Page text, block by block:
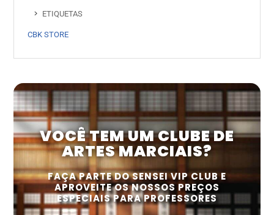
ETIQUETAS
CBK STORE
VOCÊ TEM UM CLUBE DE
ARTES MARCIAIS?
FAÇA PARTE DO SENSEI VIP CLUB E
APROVEITE OS NOSSOS PREÇOS
ESPECIAIS PARA PROFESSORES